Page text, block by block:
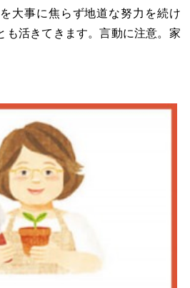
大事に焦らず地道な努力を続け
も活きてきます。言動に注意。家